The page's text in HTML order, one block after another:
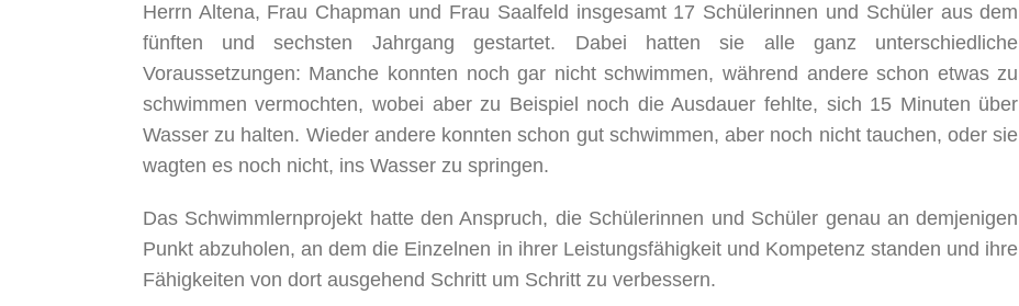
Herrn Altena, Frau Chapman und Frau Saalfeld insgesamt 17 Schülerinnen und Schüler aus dem
fünften und sechsten Jahrgang gestartet. Dabei hatten sie alle ganz unterschiedliche
Voraussetzungen: Manche konnten noch gar nicht schwimmen, während andere schon etwas zu
schwimmen vermochten, wobei aber zu Beispiel noch die Ausdauer fehlte, sich 15 Minuten über
Wasser zu halten. Wieder andere konnten schon gut schwimmen, aber noch nicht tauchen, oder sie
wagten es noch nicht, ins Wasser zu springen.
Das Schwimmlernprojekt hatte den Anspruch, die Schülerinnen und Schüler genau an demjenigen
Punkt abzuholen, an dem die Einzelnen in ihrer Leistungsfähigkeit und Kompetenz standen und ihre
Fähigkeiten von dort ausgehend Schritt um Schritt zu verbessern.